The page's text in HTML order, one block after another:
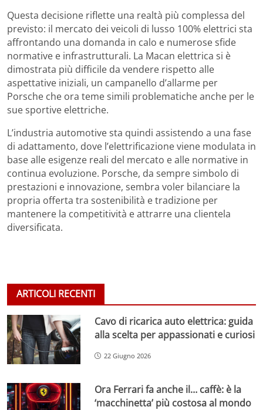
Questa decisione riflette una realtà più complessa del
previsto: il mercato dei veicoli di lusso 100% elettrici sta
affrontando una domanda in calo e numerose sfide
normative e infrastrutturali. La Macan elettrica si è
dimostrata più difficile da vendere rispetto alle
aspettative iniziali, un campanello d’allarme per
Porsche che ora teme simili problematiche anche per le
sue sportive elettriche.
L’industria automotive sta quindi assistendo a una fase
di adattamento, dove l’elettrificazione viene modulata in
base alle esigenze reali del mercato e alle normative in
continua evoluzione. Porsche, da sempre simbolo di
prestazioni e innovazione, sembra voler bilanciare la
propria offerta tra sostenibilità e tradizione per
mantenere la competitività e attrarre una clientela
diversificata.
ARTICOLI RECENTI
Cavo di ricarica auto elettrica: guida
alla scelta per appassionati e curiosi
22 Giugno 2026
Ora Ferrari fa anche il… caffè: è la
‘macchinetta’ più costosa al mondo